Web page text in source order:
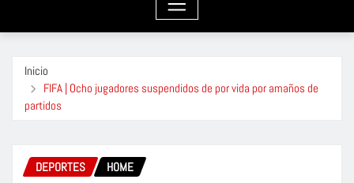
Inicio
FIFA | Ocho jugadores suspendidos de por vida por amaños de
partidos
DEPORTES HOME